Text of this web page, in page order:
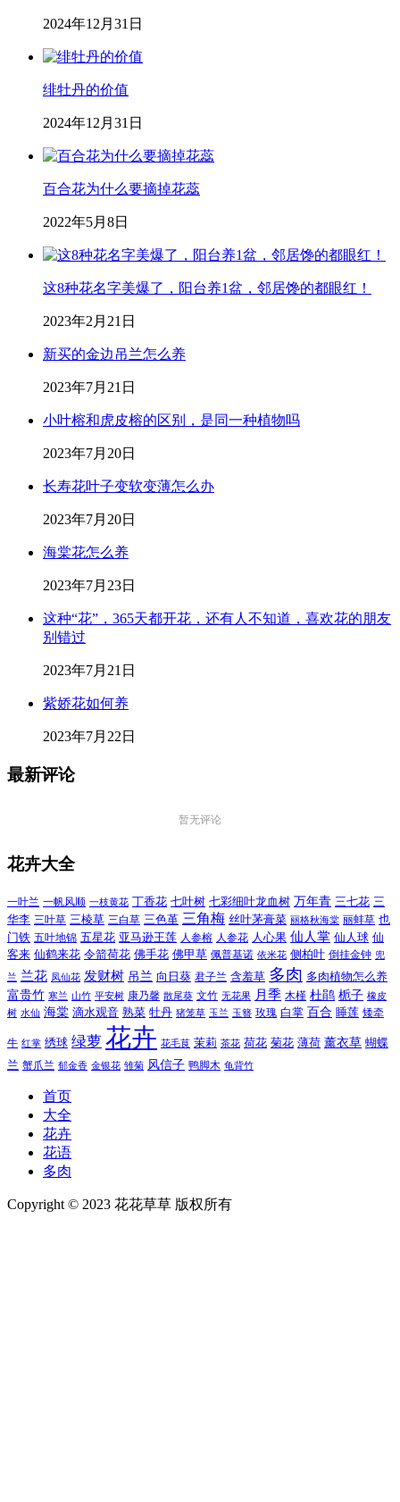
2024年12月31日
绯牡丹的价值
2024年12月31日
百合花为什么要摘掉花蕊
2022年5月8日
这8种花名字美爆了，阳台养1盆，邻居馋的都眼红！
2023年2月21日
新买的金边吊兰怎么养
2023年7月21日
小叶榕和虎皮榕的区别，是同一种植物吗
2023年7月20日
长寿花叶子变软变薄怎么办
2023年7月20日
海棠花怎么养
2023年7月23日
这种“花”，365天都开花，还有人不知道，喜欢花的朋友
别错过
2023年7月21日
紫娇花如何养
2023年7月22日
最新评论
暂无评论
花卉大全
一叶兰 一帆风顺 一枝黄花 丁香花 七叶树 七彩细叶龙血树 万年青 三七花 三
华李 三叶草 三棱草 三白草 三色堇 三角梅 丝叶茅膏菜 丽格秋海棠 丽蚌草 也
门铁 五叶地锦 五星花 亚马逊王莲 人参榕 人参花 人心果 仙人掌 仙人球 仙
客来 仙鹤来花 令箭荷花 佛手花 佛甲草 佩普基诺 依米花 侧柏叶 倒挂金钟 兜
兰 兰花 凤仙花 发财树 吊兰 向日葵 君子兰 含羞草 多肉 多肉植物怎么养
富贵竹 寒兰 山竹 平安树 康乃馨 散尾葵 文竹 无花果 月季 木槿 杜鹃 栀子 橡皮
树 水仙 海棠 滴水观音 熟菜 牡丹 猪笼草 玉兰 玉簪 玫瑰 白掌 百合 睡莲 矮牵
牛 红掌 绣球 绿萝 花卉 花毛茛 茉莉 茶花 荷花 菊花 薄荷 薰衣草 蝴蝶
兰 蟹爪兰 郁金香 金银花 雏菊 风信子 鸭脚木 龟背竹
首页
大全
花卉
花语
多肉
Copyright © 2023 花花草草 版权所有